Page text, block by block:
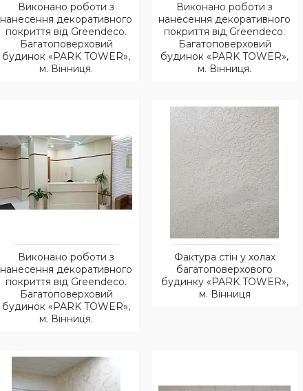
Виконано роботи з
нанесення декоративного
покриття від Greendeco.
Багатоповерховий
будинок «PARK TOWER»,
м. Вінниця.
Виконано роботи з
нанесення декоративного
покриття від Greendeco.
Багатоповерховий
будинок «PARK TOWER»,
м. Вінниця.
Виконано роботи з
нанесення декоративного
покриття від Greendeco.
Багатоповерховий
будинок «PARK TOWER»,
м. Вінниця.
Фактура стін у холах
багатоповерхового
будинку «PARK TOWER»,
м. Вінниця